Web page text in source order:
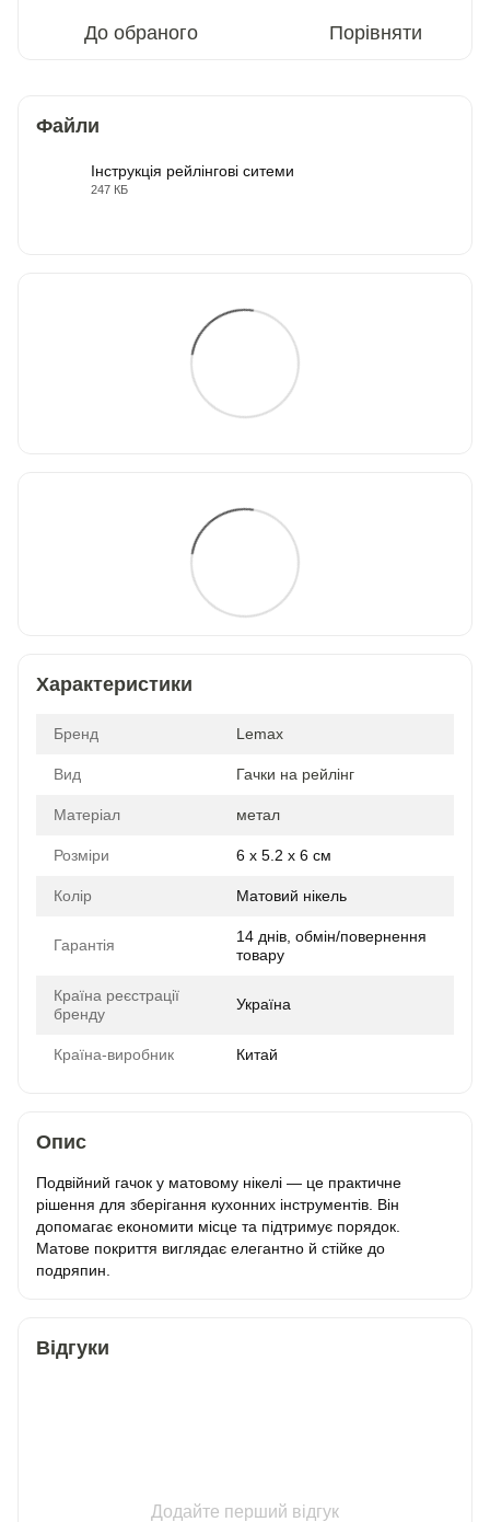
До обраного Порівняти
Файли
Інструкція рейлінгові ситеми
247 КБ
Характеристики
Бренд Lemax
Вид Гачки на рейлінг
Матеріал метал
Розміри 6 x 5.2 x 6 см
Колір Матовий нікель
Гарантія
14 днів, обмін/повернення
товару
Країна реєстрації
бренду
Україна
Країна-виробник Китай
Опис
Подвійний гачок у матовому нікелі — це практичне
рішення для зберігання кухонних інструментів. Він
допомагає економити місце та підтримує порядок.
Матове покриття виглядає елегантно й стійке до
подряпин.
Відгуки
Додайте перший відгук